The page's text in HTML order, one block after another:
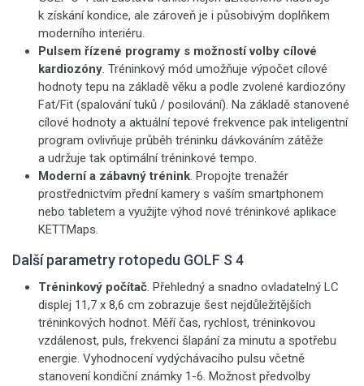
k získání kondice, ale zároveň je i působivým doplňkem
moderního interiéru.
Pulsem řízené programy s možností volby cílové
kardiozóny. Tréninkový mód umožňuje výpočet cílové
hodnoty tepu na základě věku a podle zvolené kardiozóny
Fat/Fit (spalování tuků / posilování). Na základě stanovené
cílové hodnoty a aktuální tepové frekvence pak inteligentní
program ovlivňuje průběh tréninku dávkováním zátěže
a udržuje tak optimální tréninkové tempo.
Moderní a zábavný trénink. Propojte trenažér
prostřednictvím přední kamery s vaším smartphonem
nebo tabletem a využijte výhod nové tréninkové aplikace
KETTMaps.
Další parametry rotopedu GOLF S 4
Tréninkový počítač. Přehledný a snadno ovladatelný LC
displej 11,7 x 8,6 cm zobrazuje šest nejdůležitějších
tréninkových hodnot. Měří čas, rychlost, tréninkovou
vzdálenost, puls, frekvenci šlapání za minutu a spotřebu
energie. Vyhodnocení vydýchávacího pulsu včetně
stanovení kondiční známky 1-6. Možnost předvolby